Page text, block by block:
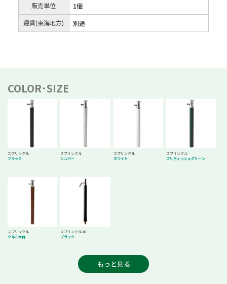
販売単位
1個
運賃(東海地方)
別途
COLOR･SIZE
スプリンクル
ブラック
スプリンクル
シルバー
スプリンクル
ホワイト
スプリンクル
ブリティッシュグリーン
スプリンクル
クルミ木目
スプリンクル3D
ブラック
もっと見る